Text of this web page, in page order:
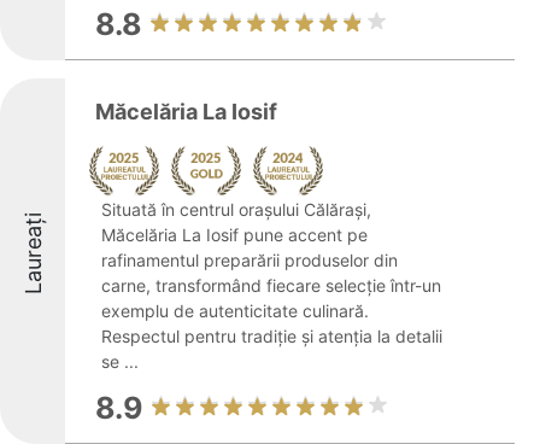
8.8
Laureați
Măcelăria La Iosif
Situată în centrul orașului Călărași,
Măcelăria La Iosif pune accent pe
rafinamentul preparării produselor din
carne, transformând fiecare selecție într-un
exemplu de autenticitate culinară.
Respectul pentru tradiție și atenția la detalii
se ...
8.9